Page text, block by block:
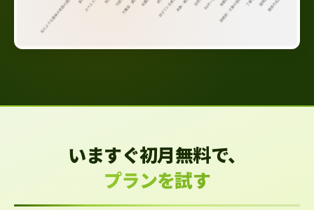
いますぐ初月無料で、
プランを試す